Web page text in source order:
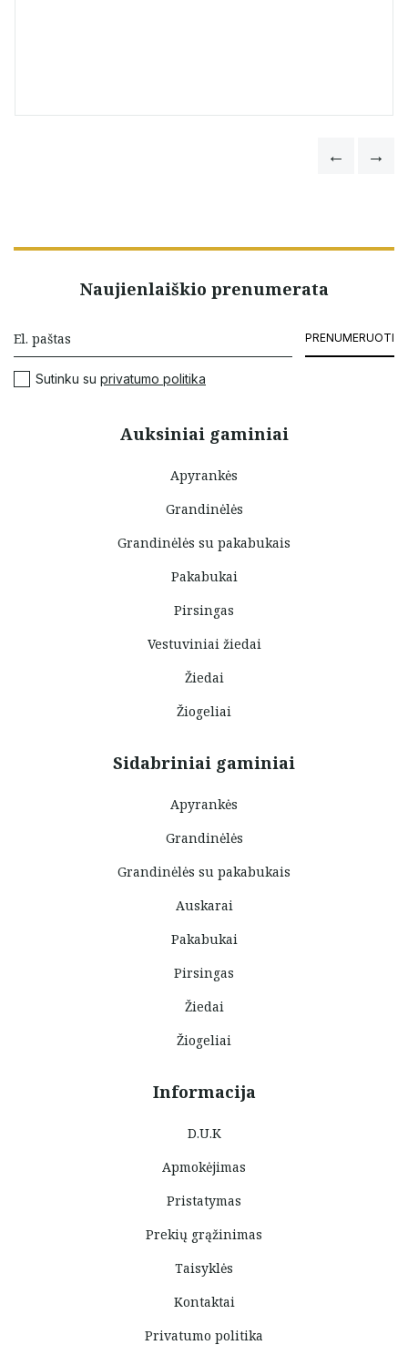
Auksiniai gaminiai
Apyrankės
Grandinėlės
Grandinėlės su pakabukais
Pakabukai
Pirsingas
Vestuviniai žiedai
Žiedai
Žiogeliai
Sidabriniai gaminiai
Apyrankės
Grandinėlės
Grandinėlės su pakabukais
Auskarai
Pakabukai
Pirsingas
Žiedai
Žiogeliai
Informacija
D.U.K
Apmokėjimas
Pristatymas
Prekių grąžinimas
Taisyklės
Kontaktai
Privatumo politika
Naujienlaiškio prenumerata
PRENUMERUOTI
Sutinku su privatumo politika